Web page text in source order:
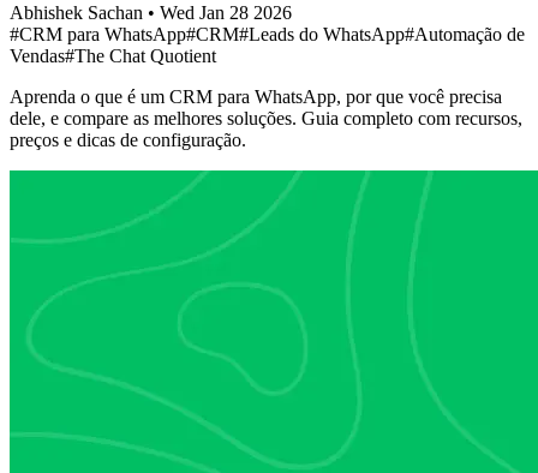
Abhishek Sachan • Wed Jan 28 2026
#CRM para WhatsApp#CRM#Leads do WhatsApp#Automação de
Vendas#The Chat Quotient
Aprenda o que é um CRM para WhatsApp, por que você precisa
dele, e compare as melhores soluções. Guia completo com recursos,
preços e dicas de configuração.